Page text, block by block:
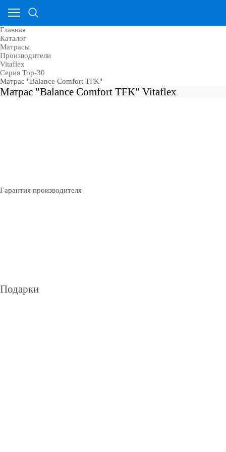
Главная
Каталог
Матрасы
Производители
Vitaflex
Серия Top-30
Матрас "Balance Comfort TFK"
Матрас "Balance Comfort TFK" Vitaflex
Гарантия производителя
Подарки